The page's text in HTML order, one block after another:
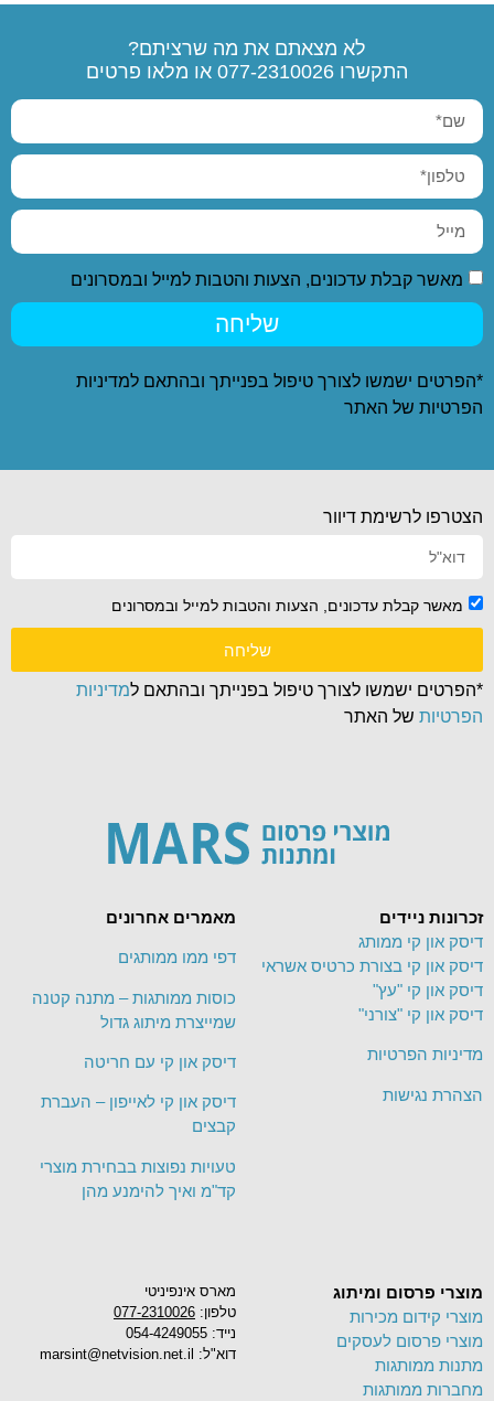
לא מצאתם את מה שרציתם?
התקשרו 077-2310026 או מלאו פרטים
מאשר קבלת עדכונים, הצעות והטבות למייל ובמסרונים
שליחה
*הפרטים ישמשו לצורך טיפול בפנייתך ובהתאם למדיניות
הפרטיות של האתר
מארס אינפיניטי
טלפון: 077-2310026
נייד: 054-4249055
דוא"ל: marsint@netvision.net.il
מוצרי פרסום ומיתוג
מוצרי קידום מכירות
מוצרי פרסום לעסקים
מתנות ממותגות
מחברות ממותגות
מאמרים אחרונים
דפי ממו ממותגים
כוסות ממותגות – מתנה קטנה
שמייצרת מיתוג גדול
דיסק און קי עם חריטה
דיסק און קי לאייפון – העברת
קבצים
טעויות נפוצות בבחירת מוצרי
קד"מ ואיך להימנע מהן
זכרונות ניידים
דיסק און קי ממותג
דיסק און קי בצורת כרטיס אשראי
דיסק און קי "עץ"
דיסק און קי "צורני"
מדיניות הפרטיות
הצהרת נגישות
הצטרפו לרשימת דיוור
מאשר קבלת עדכונים, הצעות והטבות למייל ובמסרונים
שליחה
*הפרטים ישמשו לצורך טיפול בפנייתך ובהתאם למדיניות
הפרטיות של האתר